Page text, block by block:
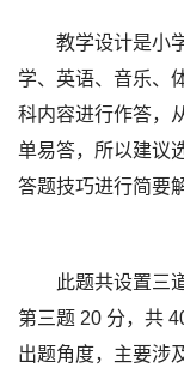
教学设计是小
学、英语、音乐、
科内容进行作答，
单易答，所以建议
答题技巧进行简要
此题共设置三
第三题 20 分，共
出题角度，主要涉